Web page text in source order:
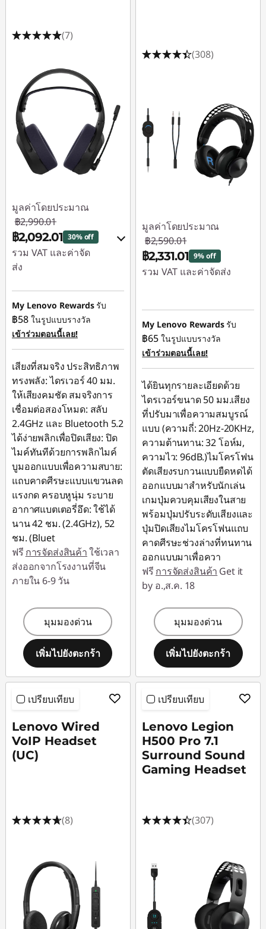
(7)
มูลค่าโดยประมาณ
฿2,990.01
฿2,092.01 30% off
รวม VAT และค่าจัด
ส่ง
ประหยัดทันที :-
฿299.00
หรือ
eCoupon :
-฿898.00
*Savings cannot be
combined
ใช้ eCoupon :
88SALETH
My Lenovo Rewardsรับ
฿58 ในรูปแบบรางวัล
เข้าร่วมตอนนี้เลย!
เสียงที่สมจริง ประสิทธิภาพ
ทรงพลัง: ไดรเวอร์ 40 มม.
ให้เสียงคมชัด สมจริงการ
เชื่อมต่อสองโหมด: สลับ
2.4GHz และ Bluetooth 5.2
ได้ง่ายพลิกเพื่อปิดเสียง: ปิด
ไมค์ทันทีด้วยการพลิกไมค์
บูมออกแบบเพื่อความสบาย:
แถบคาดศีรษะแบบแขวนลด
แรงกด ครอบหูนุ่ม ระบาย
อากาศแบตเตอรี่อึด: ใช้ได้
นาน 42 ชม. (2.4GHz), 52
ชม. (Bluet
ฟรี การจัดส่งสินค้าใช้เวลา
ส่งออกจากโรงงานที่จีน
ภายใน 6-9 วัน
มุมมองด่วน
เพิ่มไปยังตะกร้า
(308)
มูลค่าโดยประมาณ
฿2,590.01
฿2,331.01 9% off
รวม VAT และค่าจัดส่ง
฿259.00
My Lenovo Rewardsรับ
฿65 ในรูปแบบรางวัล
เข้าร่วมตอนนี้เลย!
ได้ยินทุกรายละเอียดด้วย
ไดรเวอร์ขนาด 50 มม.เสียง
ที่ปรับมาเพื่อความสมบูรณ์
แบบ (ความถี่: 20Hz-20KHz,
ความต้านทาน: 32 โอห์ม,
ความไว: 96dB.)ไมโครโฟน
ตัดเสียงรบกวนแบบยืดหดได้
ออกแบบมาสำหรับนักเล่น
เกมปุ่มควบคุมเสียงในสาย
พร้อมปุ่มปรับระดับเสียงและ
ปุ่มปิดเสียงไมโครโฟนแถบ
คาดศีรษะช่วงล่างที่ทนทาน
ออกแบบมาเพื่อควา
ฟรี การจัดส่งสินค้า Get it
by อ.,ส.ค. 18
มุมมองด่วน
เพิ่มไปยังตะกร้า
เปรียบเทียบ
Lenovo Wired
VoIP Headset
(UC)
(8)
เปรียบเทียบ
Lenovo Legion
H500 Pro 7.1
Surround Sound
Gaming Headset
(307)